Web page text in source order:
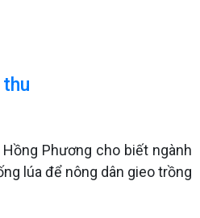
Phương cho biết ngành
lúa để nông dân gieo trồng